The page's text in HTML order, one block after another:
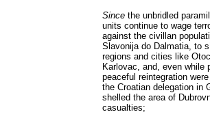
Since the unbridled
units continue to wage
against the civillan
Slavonija do Dalmatia, to
regions and cities like
Karlovac, and, even while
peaceful reintegration
the Croatian delegation in
shelled the area of
casualties;